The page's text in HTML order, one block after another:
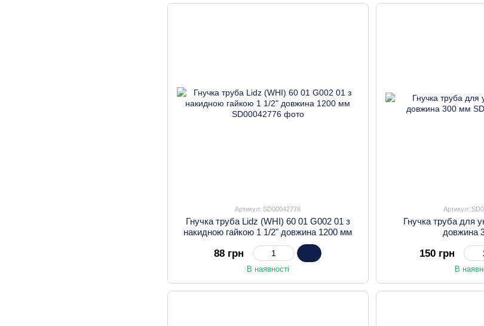
Артикул: SD00042776
Гнучка труба Lidz (WHI) 60 01 G002 01 з
накидною гайкою 1 1/2" довжина 1200 мм
88 грн
В наявності
Артикул:
Гнучка труба для
довжина
150 грн
В